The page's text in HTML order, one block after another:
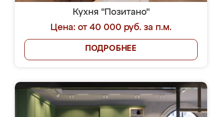
Кухня "Позитано"
Цена: от 40 000 руб. за п.м.
ПОДРОБНЕЕ